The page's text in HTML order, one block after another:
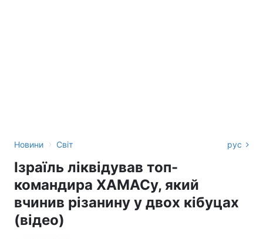
Новини › Світ рус
Ізраїль ліквідував топ-
командира ХАМАСу, який
вчинив різанину у двох кібуцах
(відео)